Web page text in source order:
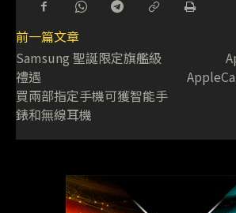
前一篇文章
Samsung 聖誕限定旗艦級
禮遇
買兩部指定手機可獲智能手
錶和無線耳機